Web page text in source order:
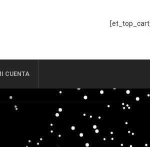
[et_top_cart]
CUENTA